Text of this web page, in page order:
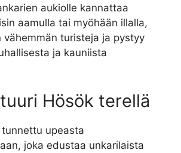
aukiolle kannattaa
aamulla tai myöhään illalla,
vähemmän turisteja ja pystyy
ja kauniista
Hösök terellä
upeasta
joka edustaa unkarilaista